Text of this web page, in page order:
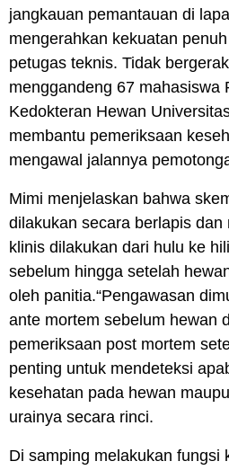
jangkauan pemantauan di
mengerahkan kekuatan
petugas teknis. Tidak
menggandeng 67 mahasiswa
Kedokteran Hewan
membantu pemeriksaan
mengawal jalannya
Mimi menjelaskan bahwa
dilakukan secara berlapis dan
klinis dilakukan dari hulu ke
sebelum hingga setelah
oleh panitia.“Pengawasan
ante mortem sebelum hewan
pemeriksaan post mortem
penting untuk mendeteksi
kesehatan pada hewan
urainya secara rinci.
Di samping melakukan fungsi